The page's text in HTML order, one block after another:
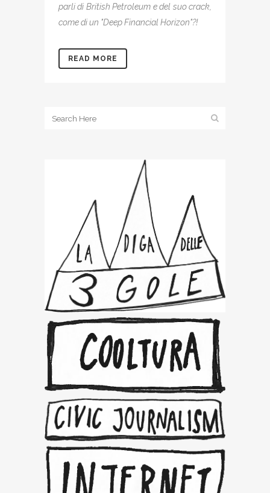
parli di British Petroleum e del suo crack,
come di un "Deep Financial Horizon"?!
READ MORE